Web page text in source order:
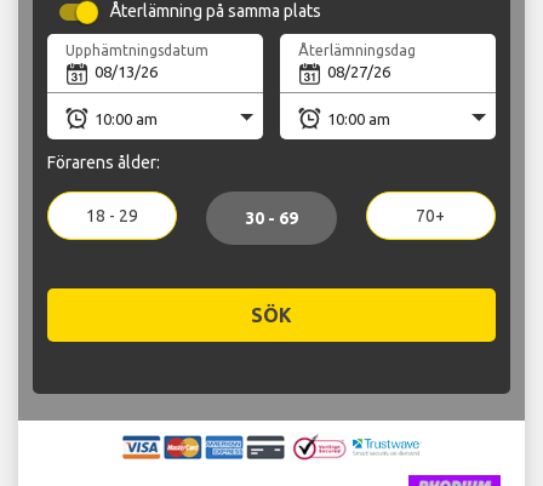
Återlämning på samma plats
Upphämtningsdatum Återlämningsdag
Förarens ålder:
18 - 29 30 - 69 70+
SÖK